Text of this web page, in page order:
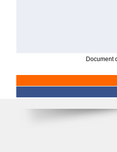
Document